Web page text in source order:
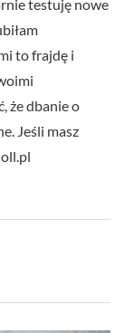
testuję nowe
to frajdę i
że dbanie o
Jeśli masz